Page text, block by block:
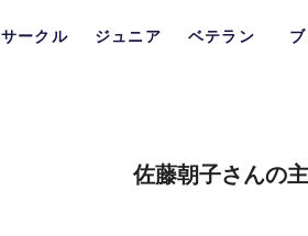
サークル ジュニア ベテラン
佐藤朝子さんの